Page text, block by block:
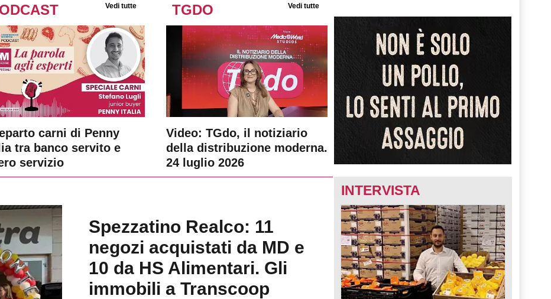
Vedi tutte
carni di Penny
tra banco servito e
servizio
TGDO Vedi tutte
Video: TGdo, il notiziario
della distribuzione moderna.
24 luglio 2026
Spezzatino Realco: 11
negozi acquistati da MD e
10 da HS Alimentari. Gli
immobili a Transcoop
INTERVISTA